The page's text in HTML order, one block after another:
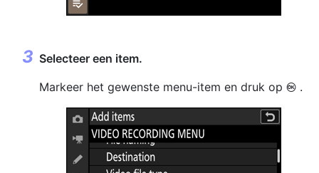
Selecteer een item.
Markeer het gewenste menu-item en druk op J .